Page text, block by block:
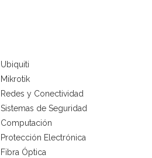
Ubiquiti
Mikrotik
Redes y Conectividad
Sistemas de Seguridad
Computación
Protección Electrónica
Fibra Óptica